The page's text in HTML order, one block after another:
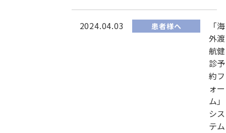
2024.04.03 患者様へ
「海
外渡
航健
診予
約フ
ォー
ム」
シス
テム